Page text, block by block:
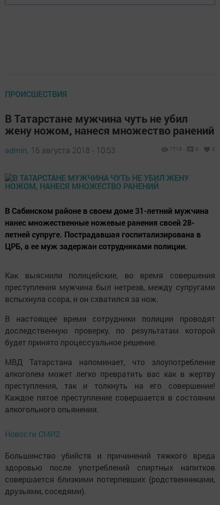
ПРОИСШЕСТВИЯ
В Татарстане мужчина чуть не убил
жену ножом, нанеся множество ранений
admin, 16 августа 2018 - 10:53 1713 0 0
В Сабинском районе в своем доме 31-летний мужчина
нанес множественные ножевые ранения своей 28-
летней супруге. Пострадавшая госпитализирована в
ЦРБ, а ее муж задержан сотрудниками полиции.
Как выяснили полицейские, во время совершения
преступления мужчина был нетрезв, между супругами
вспыхнула ссора, и он схватился за нож.
В настоящее время сотрудники полиции проводят
доследственную проверку, по результатам которой
будет принято процессуальное решение.
МВД Татарстана напоминает, что злоупотребление
алкоголем может легко превратить вас как в жертву
преступления, так и толкнуть на его совершение!
Каждое пятое преступление совершается в состоянии
алкогольного опьянения.
Новости СМИ2
Большинство убийств и причинений тяжкого вреда
здоровью после употреблений спиртных напитков
совершается близкими потерпевших (родственниками,
друзьями, соседями).